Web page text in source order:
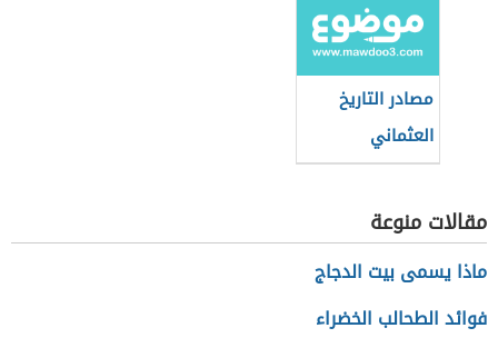
مصادر التاريخ
العثماني
مقالات منوعة
ماذا يسمى بيت الدجاج
فوائد الطحالب الخضراء